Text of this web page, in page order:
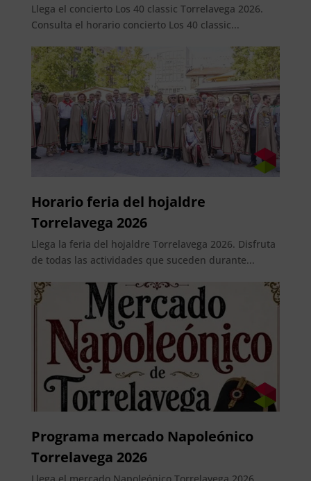
Llega el concierto Los 40 classic Torrelavega 2026.
Consulta el horario concierto Los 40 classic...
Horario feria del hojaldre
Torrelavega 2026
Llega la feria del hojaldre Torrelavega 2026. Disfruta
de todas las actividades que suceden durante...
Programa mercado Napoleónico
Torrelavega 2026